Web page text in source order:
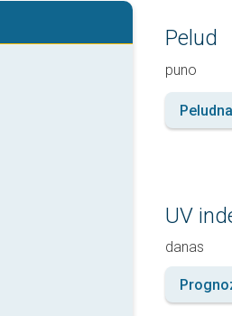
Pelud
puno
UV
danas